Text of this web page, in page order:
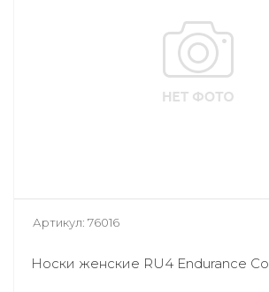
Артикул: 76016
Носки женские RU4 Endurance